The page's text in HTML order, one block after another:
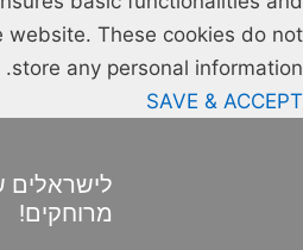
website. These cookies do not
store any personal information.
SAVE & ACCEPT
לישראלים
מרוחקים!